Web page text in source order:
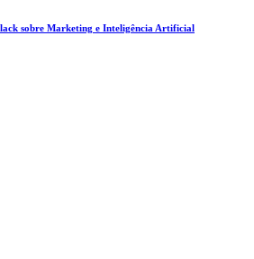
sobre Marketing e Inteligência Artificial